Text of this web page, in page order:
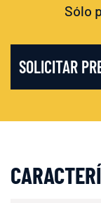
Sólo
SOLICITAR